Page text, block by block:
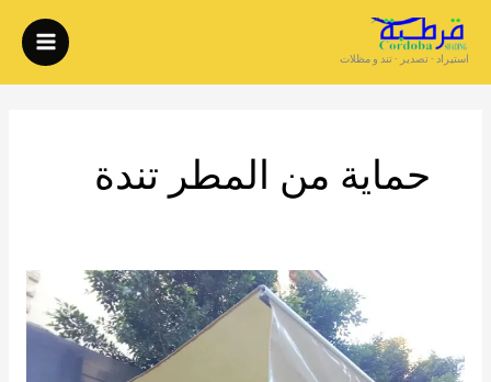
تخطي
المحتوى
استيراد - تصدير - تند و مظلات
حماية من المطر تندة